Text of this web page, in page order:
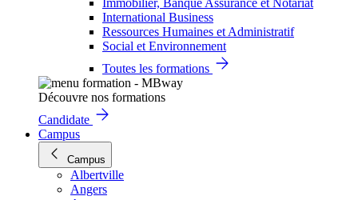
Immobilier, Banque Assurance et Notariat
International Business
Ressources Humaines et Administratif
Social et Environnement
Toutes les formations
Découvre nos formations
Candidate
Campus
Campus
Albertville
Angers